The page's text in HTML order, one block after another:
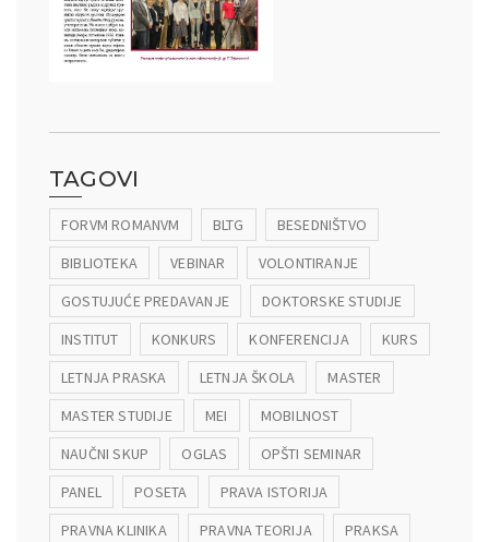
TAGOVI
FORVM ROMANVM BLTG
BESEDNIŠTVO
BIBLIOTEKA
VEBINAR
VOLONTIRANJE
GOSTUJUĆE PREDAVANJE
DOKTORSKE STUDIJE
INSTITUT
KONKURS KONFERENCIJA
KURS
LETNJA PRASKA
LETNJA ŠKOLA
MASTER
MASTER STUDIJE
MEI
MOBILNOST
NAUČNI SKUP
OGLAS
OPŠTI SEMINAR
PANEL
POSETA
PRAVA ISTORIJA
PRAVNA KLINIKA
PRAVNA TEORIJA
PRAKSA